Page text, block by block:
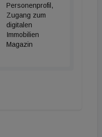
Personenprofil,
Zugang zum
digitalen
Immobilien
Magazin